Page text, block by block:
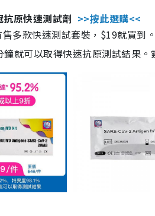
原快速測試劑 >>按此選購<<
售多款快速測試套裝，$19就買
鐘就可以取得快速抗原測試結果